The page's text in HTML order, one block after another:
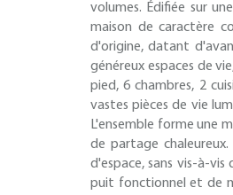
volumes. Édifiée sur
maison de caractère
d'origine, datant
généreux espaces de
pied, 6 chambres, 2
vastes pièces de vie
L'ensemble forme une
de partage
d'espace, sans vis-à-
puit fonctionnel et de